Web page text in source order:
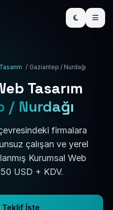
/ Gaziantep / Nurdağı
Tasarım
/ Nurdağı
firmalara
çalışan ve yerel
Kurumsal Web
50 USD + KDV.
Teklif İste